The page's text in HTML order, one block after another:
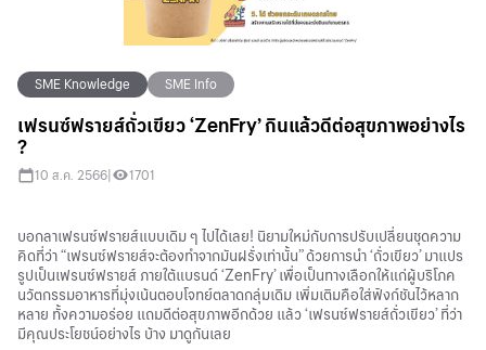
SME Knowledge SME Info
เฟรนซ์ฟรายส์ถั่วเขียว ‘ZenFry’ กินแล้วดีต่อสุขภาพอย่างไร
?
10 ส.ค. 2566 1701
บอกลาเฟรนซ์ฟรายส์แบบเดิม ๆ ไปได้เลย! นิยามใหม่กับการปรับเปลี่ยนชุดความ
คิดที่ว่า “เฟรนซ์ฟรายส์จะต้องทำจากมันฝรั่งเท่านั้น” ด้วยการนำ ‘ถั่วเขียว’ มาแปร
รูปเป็นเฟรนซ์ฟรายส์ ภายใต้แบรนด์ ‘ZenFry’ เพื่อเป็นทางเลือกให้แก่ผู้บริโภค
นวัตกรรมอาหารที่มุ่งเน้นตอบโจทย์ตลาดกลุ่มเดิม เพิ่มเติมคือใส่ฟังก์ชันไว้หลาก
หลาย ทั้งความอร่อย แถมดีต่อสุขภาพอีกด้วย แล้ว ‘เฟรนซ์ฟรายส์ถั่วเขียว’ ที่ว่า
มีคุณประโยชน์อย่างไร บ้าง มาดูกันเลย